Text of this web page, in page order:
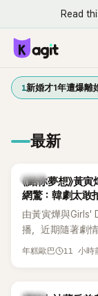
Read
1新婚才1年遭爆離
最新
韓劇
《給你夢想》黃
網驚：韓劇太敢
由黃寅燁與Girls'
播，近期隨著劇
新播出的第8集
年糕歐巴 11 小時